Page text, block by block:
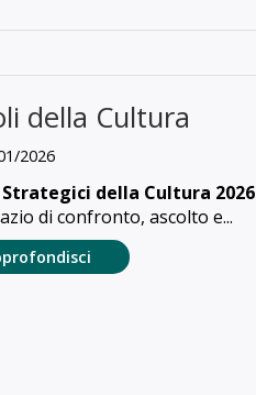
della Cultura
2026
della Cultura 2026
di confronto, ascolto e...